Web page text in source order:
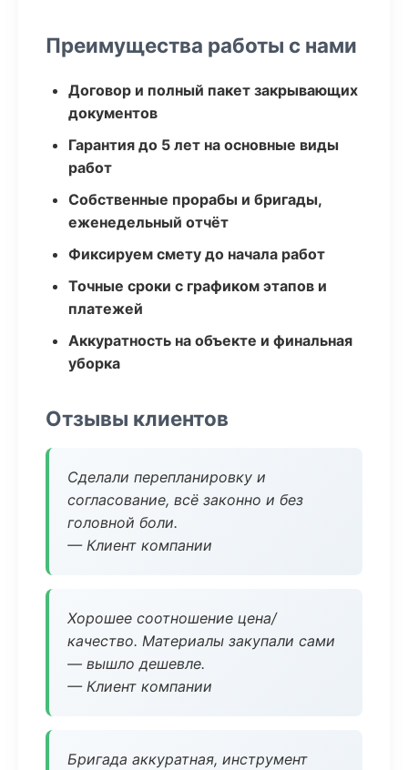
Преимущества работы с нами
Договор и полный пакет закрывающих
документов
Гарантия до 5 лет на основные виды
работ
Собственные прорабы и бригады,
еженедельный отчёт
Фиксируем смету до начала работ
Точные сроки с графиком этапов и
платежей
Аккуратность на объекте и финальная
уборка
Отзывы клиентов
Сделали перепланировку и
согласование, всё законно и без
головной боли.
— Клиент компании
Хорошее соотношение цена/
качество. Материалы закупали сами
— вышло дешевле.
— Клиент компании
Бригада аккуратная, инструмент